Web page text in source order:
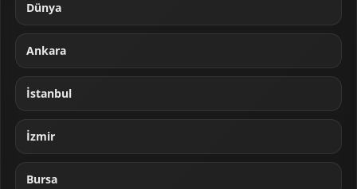
Dünya
Ankara
İstanbul
İzmir
Bursa